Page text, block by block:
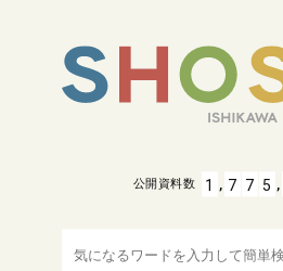
公開資料数 1 , 7 7 5 ,